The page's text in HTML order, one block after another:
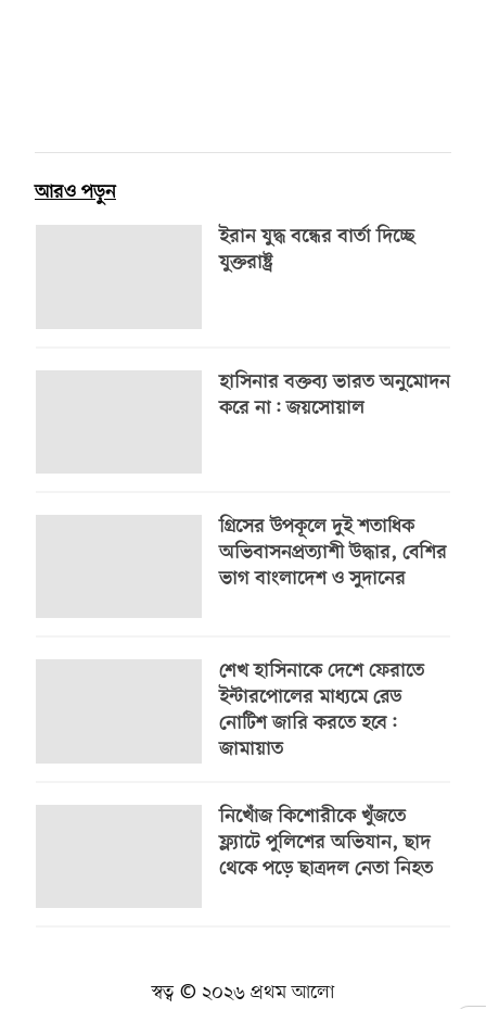
আরও পড়ুন
ইরান যুদ্ধ বন্ধের বার্তা দিচ্ছে
যুক্তরাষ্ট্র
হাসিনার বক্তব্য ভারত অনুমোদন
করে না: জয়সোয়াল
গ্রিসের উপকূলে দুই শতাধিক
অভিবাসনপ্রত্যাশী উদ্ধার, বেশির
ভাগ বাংলাদেশ ও সুদানের
শেখ হাসিনাকে দেশে ফেরাতে
ইন্টারপোলের মাধ্যমে রেড
নোটিশ জারি করতে হবে:
জামায়াত
নিখোঁজ কিশোরীকে খুঁজতে
ফ্ল্যাটে পুলিশের অভিযান, ছাদ
থেকে পড়ে ছাত্রদল নেতা নিহত
স্বত্ব © ২০২৬ প্রথম আলো